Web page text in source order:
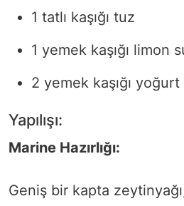
1 tatlı kaşığı tuz
1 yemek kaşığı limon
2 yemek kaşığı
Yapılışı:
Marine Hazırlığı:
Geniş bir kapta